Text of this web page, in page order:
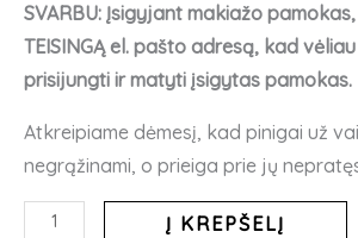
SVARBU: Įsigyjant makiažo
TEISINGĄ el. pašto adresą, kad
prisijungti ir matyti įsigytas pamokas.
Atkreipiame dėmesį, kad pinigai už
negrąžinami, o prieiga prie jų
produkto
Į KREPŠELĮ